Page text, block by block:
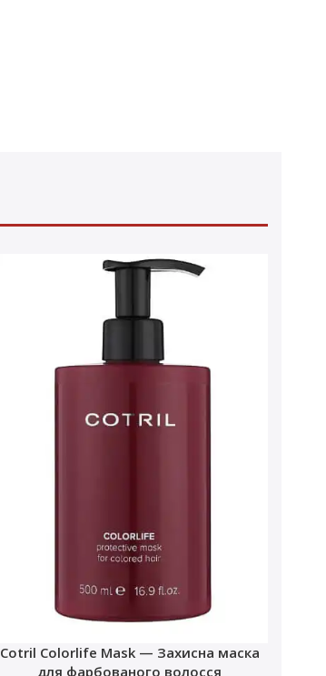
Cotril Colorlife Mask — Захисна маска
для фарбованого волосся